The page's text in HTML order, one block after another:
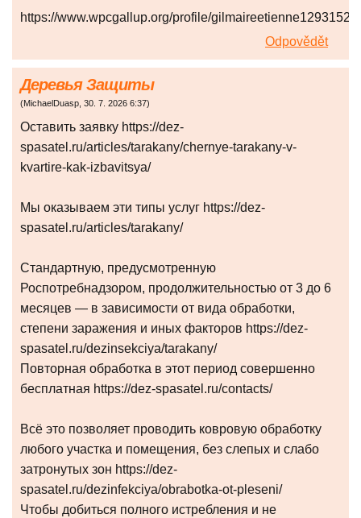
https://www.wpcgallup.org/profile/gilmaireetienne1293152/
Odpovědět
Деревья Защиты
(MichaelDuasp, 30. 7. 2026 6:37)
Оставить заявку https://dez-
spasatel.ru/articles/tarakany/chernye-tarakany-v-
kvartire-kak-izbavitsya/
Мы оказываем эти типы услуг https://dez-
spasatel.ru/articles/tarakany/
Стандартную, предусмотренную
Роспотребнадзором, продолжительностью от 3 до 6
месяцев — в зависимости от вида обработки,
степени заражения и иных факторов https://dez-
spasatel.ru/dezinsekciya/tarakany/
Повторная обработка в этот период совершенно
бесплатная https://dez-spasatel.ru/contacts/
Всё это позволяет проводить ковровую обработку
любого участка и помещения, без слепых и слабо
затронутых зон https://dez-
spasatel.ru/dezinfekciya/obrabotka-ot-pleseni/
Чтобы добиться полного истребления и не